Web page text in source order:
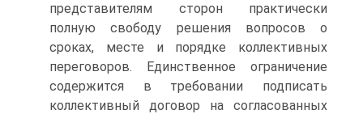
представителям сторон практически
полную свободу решения вопросов о
сроках, месте и порядке коллективных
переговоров. Единственное ограничение
содержится в требовании подписать
коллективный договор на согласованных